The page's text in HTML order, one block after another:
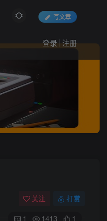
写文章
登录 注册
关注 打赏
1 1413 1